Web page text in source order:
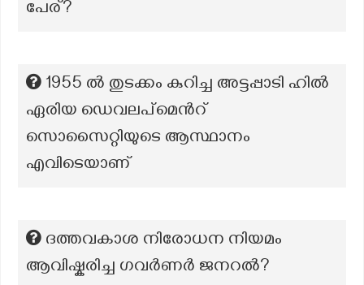
പേര്?
1955 ൽ തുടക്കം കുറിച്ച അട്ടപ്പാടി ഹിൽ
ഏരിയ ഡെവലപ്മെൻറ്
സൊസൈറ്റിയുടെ ആസ്ഥാനം
എവിടെയാണ്
ദത്തവകാശ നിരോധന നിയമം
ആവിഷ്കരിച്ച ഗവർണർ ജനറൽ?